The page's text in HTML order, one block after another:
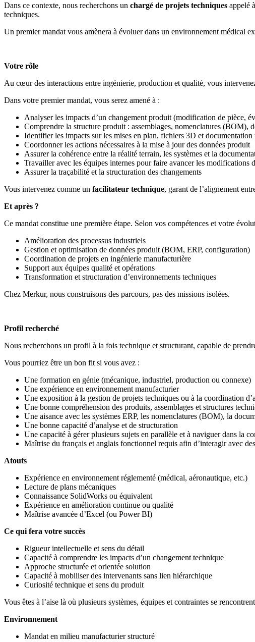
Dans ce contexte, nous recherchons un chargé de projets techniques appelé
techniques.
Un premier mandat vous amènera à évoluer dans un environnement médical
Votre rôle
Au cœur des interactions entre ingénierie, production et qualité, vous
Dans votre premier mandat, vous serez amené à :
Analyser les impacts d’un changement produit (modification de pièce,
Comprendre la structure produit : assemblages, nomenclatures (BOM),
Identifier les impacts sur les mises en plan, fichiers 3D et documentation
Coordonner les actions nécessaires à la mise à jour des données produit
Assurer la cohérence entre la réalité terrain, les systèmes et la
Travailler avec les équipes internes pour faire avancer les modifications
Assurer la traçabilité et la structuration des changements
Vous intervenez comme un facilitateur technique, garant de l’alignement
Et après ?
Ce mandat constitue une première étape. Selon vos compétences et votre
Amélioration des processus industriels
Gestion et optimisation de données produit (BOM, ERP, configuration)
Coordination de projets en ingénierie manufacturière
Support aux équipes qualité et opérations
Transformation et structuration d’environnements techniques
Chez Merkur, nous construisons des parcours, pas des missions isolées.
Profil recherché
Nous recherchons un profil à la fois technique et structurant, capable de
Vous pourriez être un bon fit si vous avez :
Une formation en génie (mécanique, industriel, production ou connexe)
Une expérience en environnement manufacturier
Une exposition à la gestion de projets techniques ou à la coordination
Une bonne compréhension des produits, assemblages et structures
Une aisance avec les systèmes ERP, les nomenclatures (BOM), la
Une bonne capacité d’analyse et de structuration
Une capacité à gérer plusieurs sujets en parallèle et à naviguer dans la
Maîtrise du français et anglais fonctionnel requis afin d’interagir avec
Atouts
Expérience en environnement réglementé (médical, aéronautique, etc.)
Lecture de plans mécaniques
Connaissance SolidWorks ou équivalent
Expérience en amélioration continue ou qualité
Maîtrise avancée d’Excel (ou Power BI)
Ce qui fera votre succès
Rigueur intellectuelle et sens du détail
Capacité à comprendre les impacts d’un changement technique
Approche structurée et orientée solution
Capacité à mobiliser des intervenants sans lien hiérarchique
Curiosité technique et sens du produit
Vous êtes à l’aise là où plusieurs systèmes, équipes et contraintes se
Environnement
Mandat en milieu manufacturier structuré